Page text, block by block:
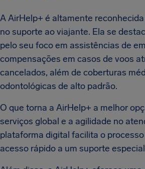
A AirHelp+ é altamente
no suporte ao viajante. Ela se
pelo seu foco em assistências de
compensações em casos de voos
cancelados, além de coberturas
odontológicas de alto padrão.
O que torna a AirHelp+ a melhor
serviços global e a agilidade no
plataforma digital facilita o
acesso rápido a um suporte